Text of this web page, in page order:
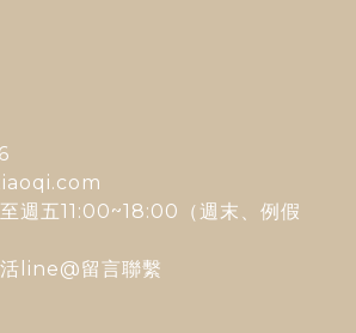
週五11:00~18:00（週末、例假
line@留言聯繫